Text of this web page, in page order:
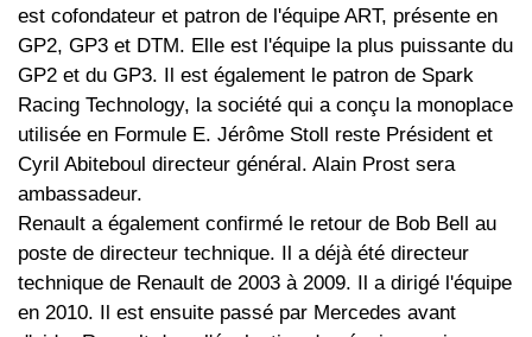
est cofondateur et patron de l'équipe ART, présente en
GP2, GP3 et DTM. Elle est l'équipe la plus puissante du
GP2 et du GP3. Il est également le patron de Spark
Racing Technology, la société qui a conçu la monoplace
utilisée en Formule E. Jérôme Stoll reste Président et
Cyril Abiteboul directeur général. Alain Prost sera
ambassadeur.
Renault a également confirmé le retour de Bob Bell au
poste de directeur technique. Il a déjà été directeur
technique de Renault de 2003 à 2009. Il a dirigé l'équipe
en 2010. Il est ensuite passé par Mercedes avant